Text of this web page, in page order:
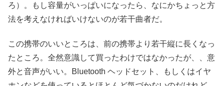
ろ）。もし容量がいっぱいになったら、なにかちょっと方
法を考えなければいけないのが若干曲者だ。
この携帯のいいところは、前の携帯より若干縦に長くなっ
たところ。全然意識して買ったわけではなかったが、、意
外と音声がいい。Bluetooth ヘッドセット、もしくはイヤ